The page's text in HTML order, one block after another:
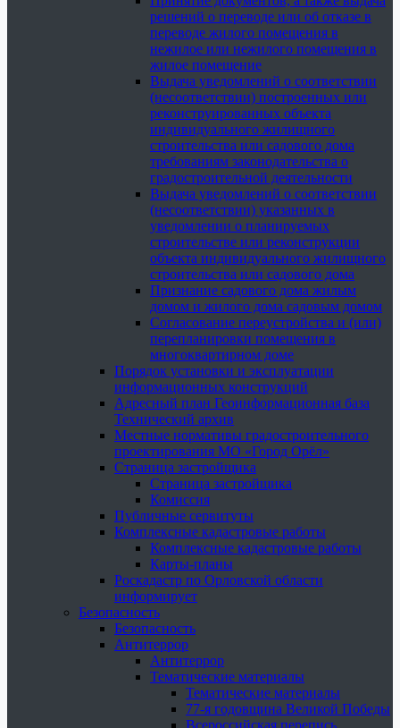
решений о переводе или об отказе в
переводе жилого помещения в
нежилое или нежилого помещения в
жилое помещение
Выдача уведомлений о соответствии
(несоответствии) построенных или
реконструированных объекта
индивидуального жилищного
строительства или садового дома
требованиям законодательства о
градостроительной деятельности
Выдача уведомлений о соответствии
(несоответствии) указанных в
уведомлении о планируемых
строительстве или реконструкции
объекта индивидуального жилищного
строительства или садового дома
Признание садового дома жилым
домом и жилого дома садовым домом
Согласование переустройства и (или)
перепланировки помещения в
многоквартирном доме
Порядок установки и эксплуатации
информационных конструкций
Адресный план Геоинформационная база
Технический архив
Местные нормативы градостроительного
проектирования МО «Город Орёл»
Страница застройщика
Страница застройщика
Комиссия
Публичные сервитуты
Комплексные кадастровые работы
Комплексные кадастровые работы
Карты-планы
Роскадастр по Орловской области
информирует
Безопасность
Безопасность
Антитеррор
Антитеррор
Тематические материалы
Тематические материалы
77-я годовщина Великой Победы
Всероссийская перепись